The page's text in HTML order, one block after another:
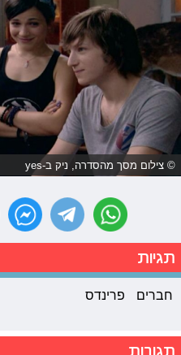
© צילום מסך מהסדרה, ניק ב-yes
תגיות
חברים פרינדס
תגובות